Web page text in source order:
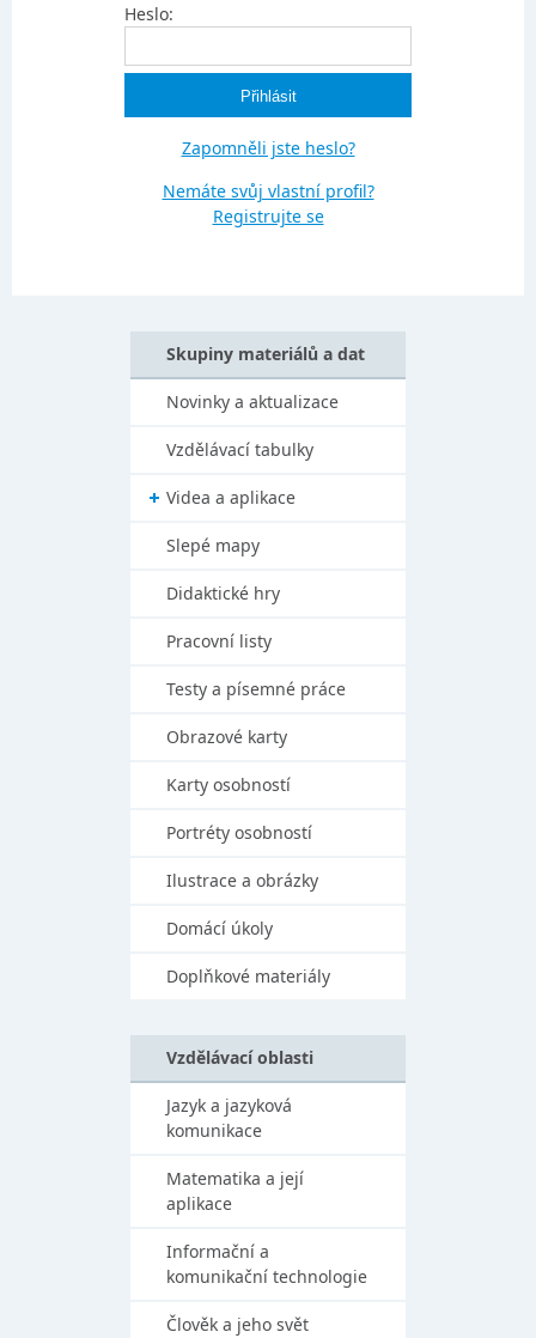
Heslo:
Zapomněli jste heslo?
Nemáte svůj vlastní profil?
Registrujte se
Skupiny materiálů a dat
Novinky a aktualizace
Vzdělávací tabulky
Videa a aplikace
Slepé mapy
Didaktické hry
Pracovní listy
Testy a písemné práce
Obrazové karty
Karty osobností
Portréty osobností
Ilustrace a obrázky
Domácí úkoly
Doplňkové materiály
Vzdělávací oblasti
Jazyk a jazyková
komunikace
Matematika a její
aplikace
Informační a
komunikační technologie
Člověk a jeho svět